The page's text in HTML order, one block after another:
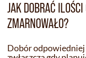
JAK DOBRAĆ
ZMARNOWAŁO?
Dobór